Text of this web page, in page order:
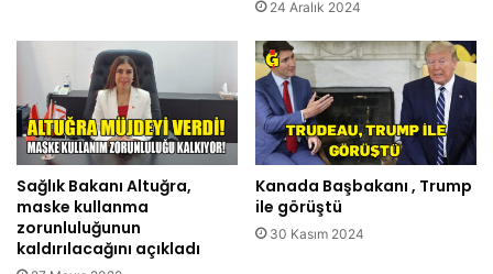
24 Aralık 2024
Sağlık Bakanı Altuğra,
maske kullanma
zorunluluğunun
kaldırılacağını açıkladı
Kanada Başbakanı , Trump
ile görüştü
30 Kasım 2024